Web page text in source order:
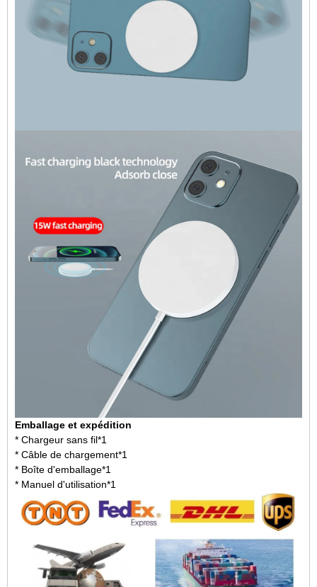
Emballage et expédition
* Chargeur sans fil*1
* Câble de chargement*1
* Boîte d'emballage*1
* Manuel d'utilisation*1